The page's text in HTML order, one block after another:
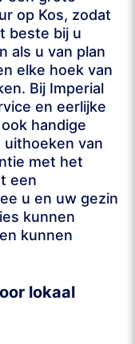
op Kos, zodat
beste bij u
als u van plan
elke hoek van
Bij Imperial
en eerlijke
handige
uithoeken van
met het
een
u en uw gezin
kunnen
kunnen
lokaal